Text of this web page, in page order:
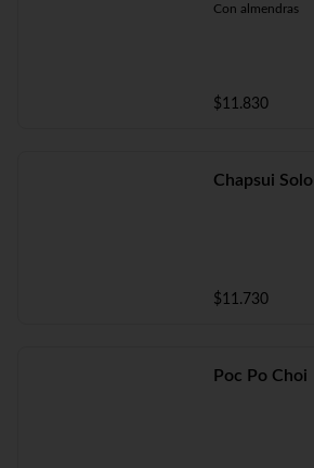
Con almendras
$11.830
Chapsui Solo
$11.730
Poc Po Choi